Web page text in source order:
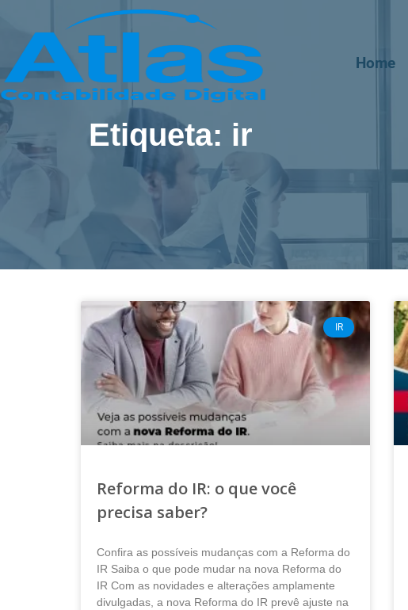
Home
Etiqueta: ir
IR
Reforma do IR: o que você
precisa saber?
Confira as possíveis mudanças com a Reforma do
IR Saiba o que pode mudar na nova Reforma do
IR Com as novidades e alterações amplamente
divulgadas, a nova Reforma do IR prevê ajuste na